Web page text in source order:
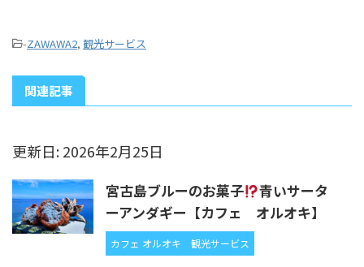
-ZAWAWA2, 観光サービス
関連記事
更新日: 2026年2月25日
宮古島ブルーのお菓子
青いサータ
ーアンダギー【カフェ オルオキ】
カフェ オルオキ 観光サービス